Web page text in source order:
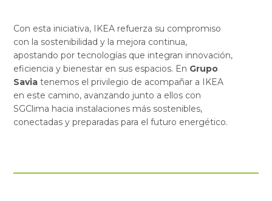
Con esta iniciativa, IKEA refuerza su compromiso
con la sostenibilidad y la mejora continua,
apostando por tecnologías que integran innovación,
eficiencia y bienestar en sus espacios. En Grupo
Savia tenemos el privilegio de acompañar a IKEA
en este camino, avanzando junto a ellos con
SGClima hacia instalaciones más sostenibles,
conectadas y preparadas para el futuro energético.